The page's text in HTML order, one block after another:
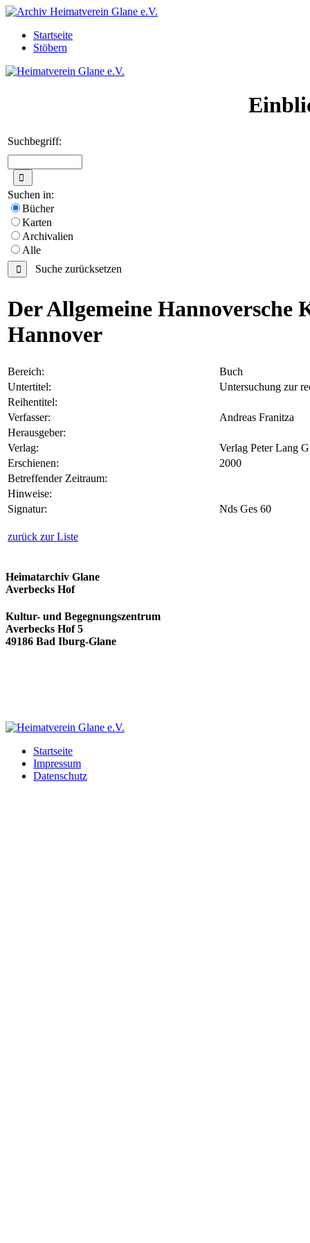
Startseite
Stöbern
Suchbegriff:
Suchen in:
Bücher
Karten
Archivalien
Alle
Suche zurücksetzen
Der Allgemeine
Hannover
Bereich:
Buch
Untertitel:
Untersuchung zur
Reihentitel:
Verfasser:
Andreas Franitza
Herausgeber:
Verlag:
Verlag Peter Lang
Erschienen:
2000
Betreffender Zeitraum:
Hinweise:
Signatur:
Nds Ges 60
zurück zur Liste
Heimatarchiv Glane
Averbecks Hof
Kultur- und Begegnungszentrum
Averbecks Hof 5
49186 Bad Iburg-Glane
Startseite
Impressum
Datenschutz